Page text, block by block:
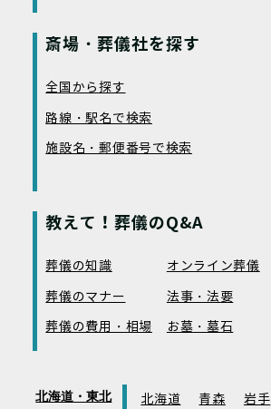
斎場・葬儀社を探す
全国から探す
路線・駅名で検索
施設名・郵便番号で検索
教えて！葬儀のQ&A
葬儀の知識 オンライン葬儀
葬儀のマナー
法事・法要
葬儀の費用・相場
お墓・墓石
北海道・東北 北海道 青森 岩手